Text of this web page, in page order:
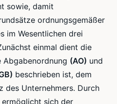
sowie, damit
ordnungsgemäßer
im Wesentlichen drei
einmal dient die
Abgabenordnung (AO) und
beschrieben ist, dem
des Unternehmers. Durch
ermöglicht sich der